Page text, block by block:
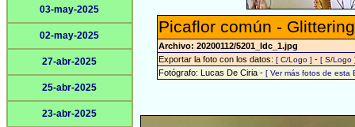
03-may-2025
02-may-2025
27-abr-2025
25-abr-2025
23-abr-2025
Picaflor común -
Archivo: 20200112/5201_ldc_1.jpg
Exportar la foto con los datos:[ C/Logo ] -[ S/Logo
Fotógrafo: Lucas De Ciria -[ Ver más fotos de esta